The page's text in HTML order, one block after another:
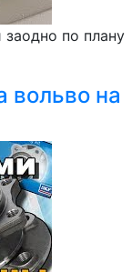
по плану
вольво на